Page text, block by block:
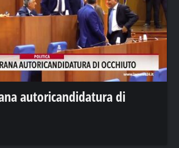
autoricandidatura di